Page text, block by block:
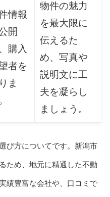
情報
開
購入
者を
ま
物件の魅力
を最大限に
伝えるた
め、写真や
説明文に工
夫を凝らし
ましょう。
び方についてです。新潟市
ため、地元に精通した不動
績豊富な会社や、口コミで